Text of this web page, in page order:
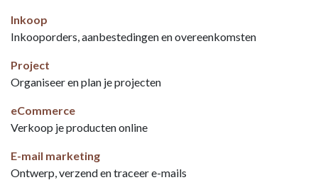
Inkoop
Inkooporders, aanbestedingen en overeenkomsten
Project
Organiseer en plan je projecten
eCommerce
Verkoop je producten online
E-mail marketing
Ontwerp, verzend en traceer e-mails